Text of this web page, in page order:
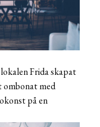
Frida skapat
ombonat med
på en